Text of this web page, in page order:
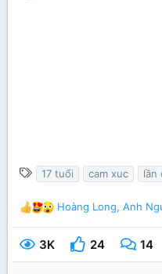
T
k
h
ó
a
17 tuổi cam xuc lần
R
e
a
Hoàng Long, Anh
3K 24 14